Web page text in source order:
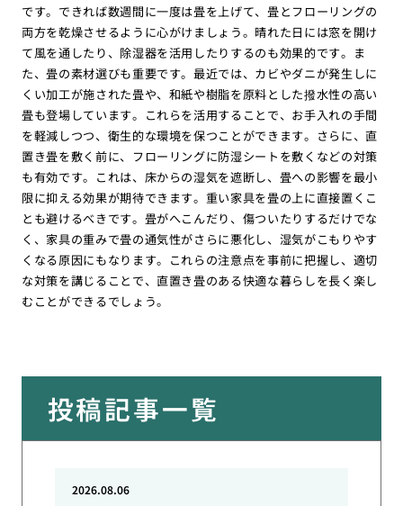
です。できれば数週間に一度は畳を上げて、畳とフローリングの
両方を乾燥させるように心がけましょう。晴れた日には窓を開け
て風を通したり、除湿器を活用したりするのも効果的です。ま
た、畳の素材選びも重要です。最近では、カビやダニが発生しに
くい加工が施された畳や、和紙や樹脂を原料とした撥水性の高い
畳も登場しています。これらを活用することで、お手入れの手間
を軽減しつつ、衛生的な環境を保つことができます。さらに、直
置き畳を敷く前に、フローリングに防湿シートを敷くなどの対策
も有効です。これは、床からの湿気を遮断し、畳への影響を最小
限に抑える効果が期待できます。重い家具を畳の上に直接置くこ
とも避けるべきです。畳がへこんだり、傷ついたりするだけでな
く、家具の重みで畳の通気性がさらに悪化し、湿気がこもりやす
くなる原因にもなります。これらの注意点を事前に把握し、適切
な対策を講じることで、直置き畳のある快適な暮らしを長く楽し
むことができるでしょう。
投稿記事一覧
2026.08.06